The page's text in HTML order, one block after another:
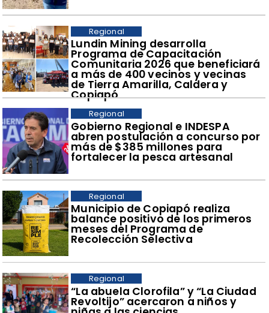
​Lundin Mining desarrolla
Programa de Capacitación
Comunitaria 2026 que beneficiará
a más de 400 vecinos y vecinas
de Tierra Amarilla, Caldera y
Copiapó
Regional
​Gobierno Regional e INDESPA
abren postulación a concurso por
más de $385 millones para
fortalecer la pesca artesanal
Regional
​Municipio de Copiapó realiza
balance positivo de los primeros
meses del Programa de
Recolección Selectiva
Regional
​“La abuela Clorofila” y “La Ciudad
Revoltijo” acercaron a niños y
Regional